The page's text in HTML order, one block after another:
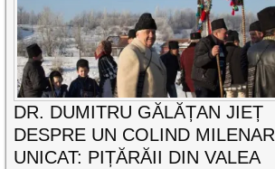
DR. DUMITRU GĂLĂȚAN JIEȚ
DESPRE UN COLIND MILENAR
UNICAT: PIȚĂRĂII DIN VALEA